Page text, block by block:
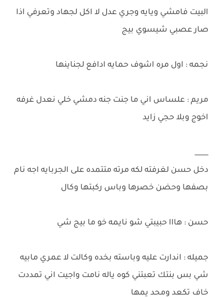
البيت فامشي ويايه وجري عدل لا اكل لجهاد وتعرفي اذا
صار عصبي شيسوي بيج
نجمه : اول مره اشوف حمايه ادافع لجناينها
مريم : علساس اني ما جنت جنه دمشي خلي نعدل غرفه
اخوج وبلا حجي زايد
____
دخل حسن لغرفته لكه مرته متتمده على الجربايه اجه نام
بصفها وحضن خصرها وباس ركبتها وكال
حسن : هااا حبيبتي شو نايمه خو ما بيج شي
جميله : اندارت عليه وباسته بخده وكالت لا عمري مابيه
شي بس بنتك تعبتني كوه ياله نامت واجيت اني تمددت
خاف تكعد ومحد يمها